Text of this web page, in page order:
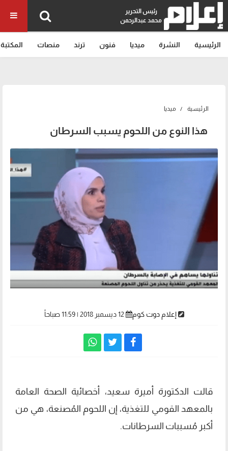
رئيس التحرير
محمد عبدالرحمن
الرئيسية النشرة ميديا فنون ترند منصات المكتبة
الرئيسية ميديا
هذا النوع من اللحوم يسبب السرطان
إعلام دوت كوم
قالت الدكتورة أميرة سعيد، أخصائية الصحة العامة
بالمعهد القومي للتغذية، إن اللحوم المُصنعة، هي من
أكبر مُسببات السرطانات.